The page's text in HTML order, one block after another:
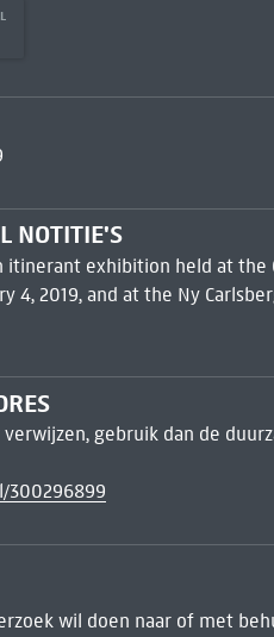
NOTITIE'S
itinerant exhibition held at the
4, 2019, and at the Ny
gebruik dan de
300296899
wil doen naar of met